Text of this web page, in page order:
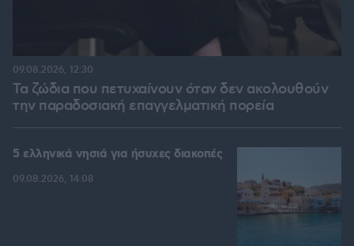
Τα ζώδια που πετυχαίνουν όταν δεν ακολουθούν
την παραδοσιακή επαγγελματική πορεία
09.08.2026, 12:30
5 ελληνικά νησιά για ήσυχες διακοπές
09.08.2026, 14:08